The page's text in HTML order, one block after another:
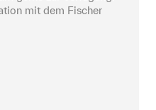
mit dem Fischer